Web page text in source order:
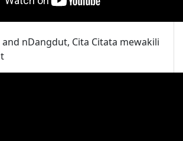
and nDangdut, Cita Citata mewakili